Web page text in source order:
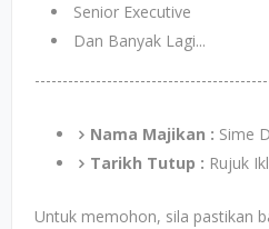
Senior Executive
Dan Banyak Lagi...
Nama Majikan : Sime
Tarikh Tutup : Rujuk
Untuk memohon, sila pastikan